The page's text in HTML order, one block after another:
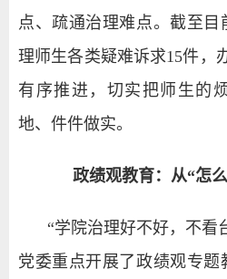
点、疏通治理难点。截至
理师生各类疑难诉求15件，
有序推进，切实把师生的
地、件件做实。
政绩观教育：从“怎
“学院治理好不好，不看
党委重点开展了政绩观专